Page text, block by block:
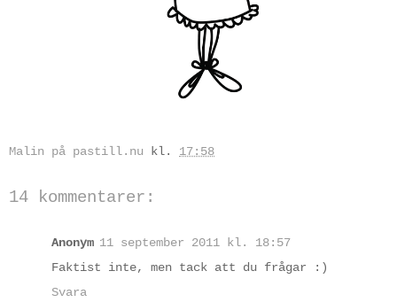
Malin på pastill.nu kl. 17:58
14 kommentarer:
Anonym 11 september 2011 kl. 18:57
Faktist inte, men tack att du frågar :)
Svara